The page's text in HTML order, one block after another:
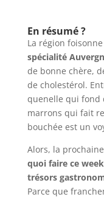
En résumé ?
La région
spécialité
de bonne chère,
de cholestérol.
quenelle qui fond
marrons qui fait
bouchée est un
Alors, la
quoi faire ce
trésors
Parce que